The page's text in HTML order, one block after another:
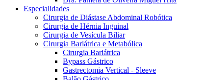
Especialidades
Cirurgia de Diástase Abdominal Robótica
Cirurgia de Hérnia Inguinal
Cirurgia de Vesícula Biliar
Cirurgia Bariátrica e Metabólica
Cirurgia Bariátrica
Bypass Gástrico
Gastrectomia Vertical - Sleeve